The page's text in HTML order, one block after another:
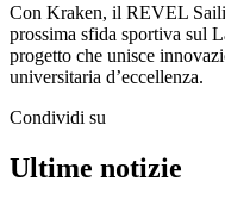
Con Kraken, il REVEL
prossima sfida sportiva sul
progetto che unisce
universitaria d’eccellenza.
Condividi su
Ultime notizie